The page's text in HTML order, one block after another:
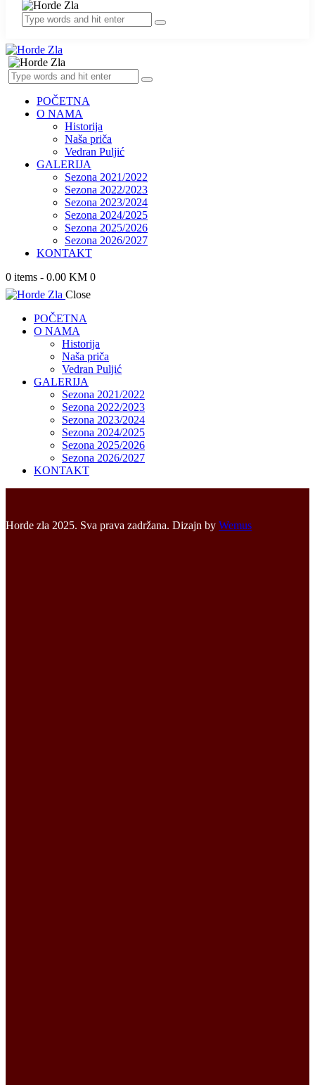
POČETNA
O NAMA
Historija
Naša priča
Vedran Puljić
GALERIJA
Sezona 2021/2022
Sezona 2022/2023
Sezona 2023/2024
Sezona 2024/2025
Sezona 2025/2026
Sezona 2026/2027
KONTAKT
0 items - 0.00 KM 0
Close
POČETNA
O NAMA
Historija
Naša priča
Vedran Puljić
GALERIJA
Sezona 2021/2022
Sezona 2022/2023
Sezona 2023/2024
Sezona 2024/2025
Sezona 2025/2026
Sezona 2026/2027
KONTAKT
Horde zla 2025. Sva prava zadržana. Dizajn by Wemus